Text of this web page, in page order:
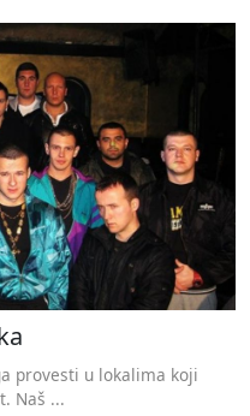
provesti u lokalima koji
Naš ...